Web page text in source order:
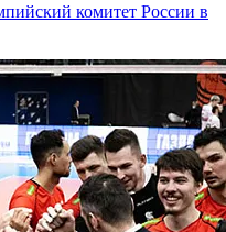
комитет России в